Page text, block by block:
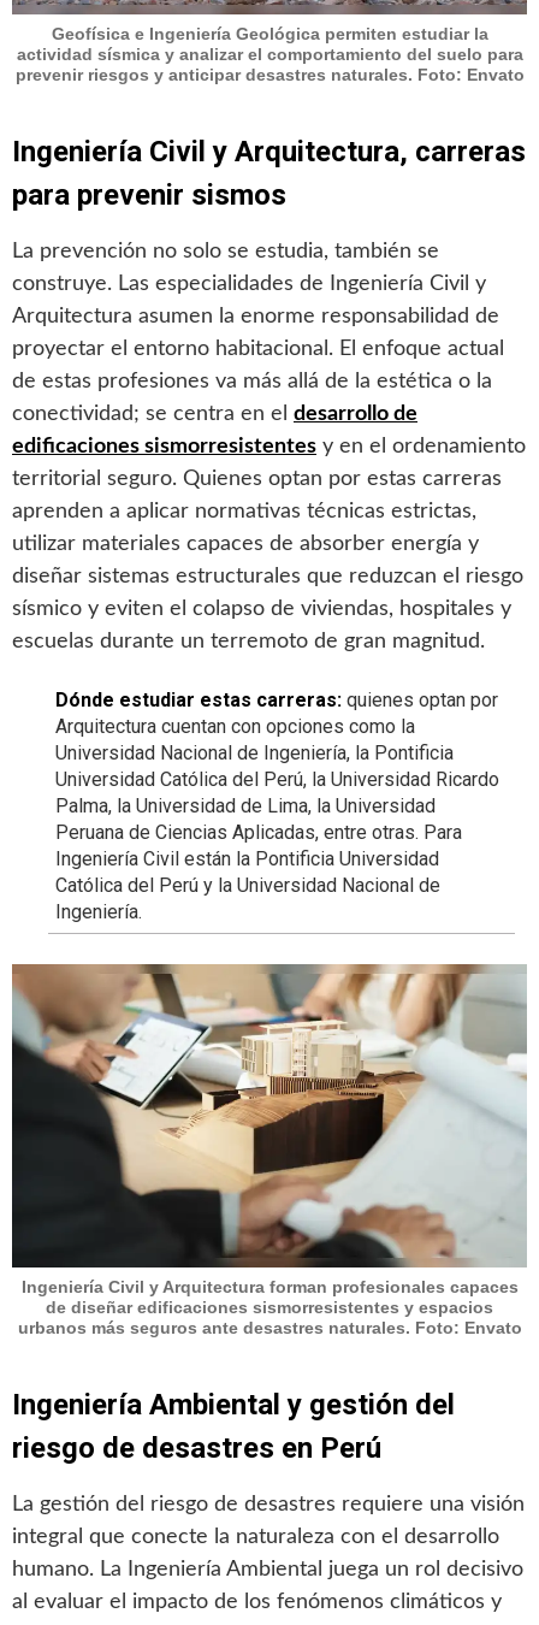
Geofísica e Ingeniería Geológica permiten estudiar la
actividad sísmica y analizar el comportamiento del suelo para
prevenir riesgos y anticipar desastres naturales. Foto: Envato
Ingeniería Civil y Arquitectura, carreras
para prevenir sismos
La prevención no solo se estudia, también se
construye. Las especialidades de Ingeniería Civil y
Arquitectura asumen la enorme responsabilidad de
proyectar el entorno habitacional. El enfoque actual
de estas profesiones va más allá de la estética o la
conectividad; se centra en el desarrollo de
edificaciones sismorresistentes y en el ordenamiento
territorial seguro. Quienes optan por estas carreras
aprenden a aplicar normativas técnicas estrictas,
utilizar materiales capaces de absorber energía y
diseñar sistemas estructurales que reduzcan el riesgo
sísmico y eviten el colapso de viviendas, hospitales y
escuelas durante un terremoto de gran magnitud.
Dónde estudiar estas carreras: quienes optan por
Arquitectura cuentan con opciones como la
Universidad Nacional de Ingeniería, la Pontificia
Universidad Católica del Perú, la Universidad Ricardo
Palma, la Universidad de Lima, la Universidad
Peruana de Ciencias Aplicadas, entre otras. Para
Ingeniería Civil están la Pontificia Universidad
Católica del Perú y la Universidad Nacional de
Ingeniería.
Ingeniería Civil y Arquitectura forman profesionales capaces
de diseñar edificaciones sismorresistentes y espacios
urbanos más seguros ante desastres naturales. Foto: Envato
Ingeniería Ambiental y gestión del
riesgo de desastres en Perú
La gestión del riesgo de desastres requiere una visión
integral que conecte la naturaleza con el desarrollo
humano. La Ingeniería Ambiental juega un rol decisivo
al evaluar el impacto de los fenómenos climáticos y